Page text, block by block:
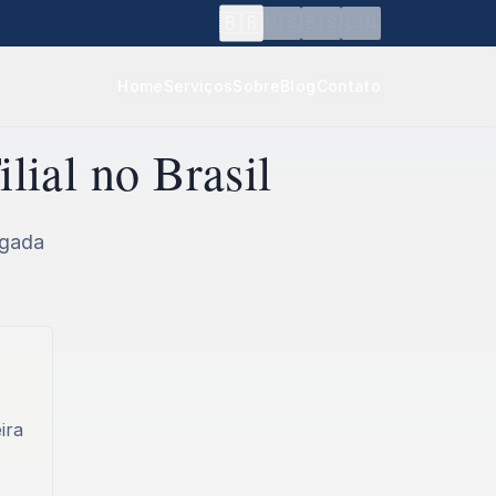
🇧🇷
no Brasil